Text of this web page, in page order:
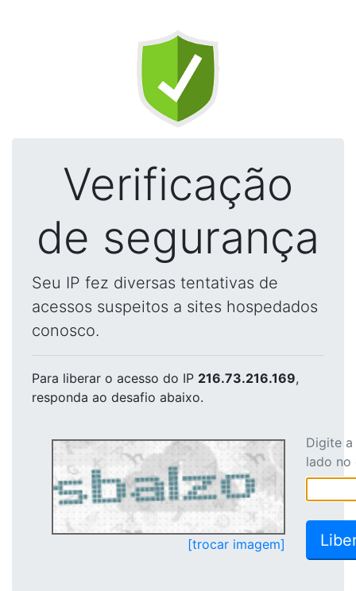
Verificação
de segurança
Seu IP fez diversas tentativas de
acessos suspeitos a sites hospedados
conosco.
Para liberar o acesso do IP 216.73.216.169,
responda ao desafio abaixo.
[trocar imagem]
Digite
lado no